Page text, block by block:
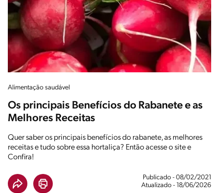
Alimentação saudável
Os principais Benefícios do Rabanete e as
Melhores Receitas
Quer saber os principais benefícios do rabanete, as melhores
receitas e tudo sobre essa hortaliça? Então acesse o site e
Confira!
Publicado - 08/02/2021
Atualizado - 18/06/2026